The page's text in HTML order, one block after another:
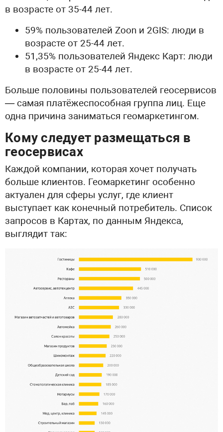
в возрасте от 35-44 лет.
59% пользователей Zoon и 2GIS: люди в
возрасте от 25-44 лет.
51,35% пользователей Яндекс Карт: люди
в возрасте от 25-44 лет.
Больше половины пользователей геосервисов
— самая платёжеспособная группа лиц. Еще
одна причина заниматься геомаркетингом.
Кому следует размещаться в
геосервисах
Каждой компании, которая хочет получать
больше клиентов. Геомаркетинг особенно
актуален для сферы услуг, где клиент
выступает как конечный потребитель. Список
запросов в Картах, по данным Яндекса,
выглядит так: